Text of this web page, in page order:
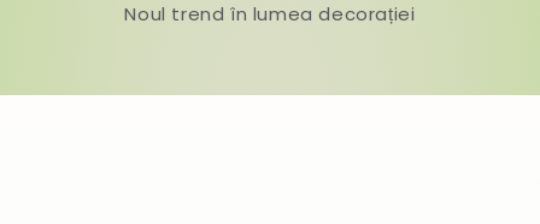
Noul trend în lumea decorației